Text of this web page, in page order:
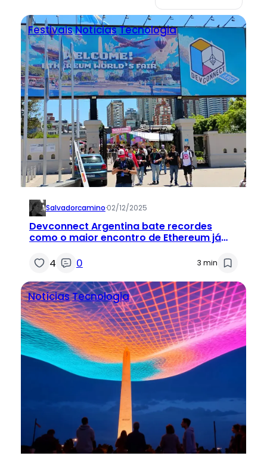
FestivaisNotíciasTecnologia
Salvadorcamino·02/12/2025
Devconnect Argentina bate recordes
como o maior encontro de Ethereum já
4 0 3 min
NotíciasTecnologia